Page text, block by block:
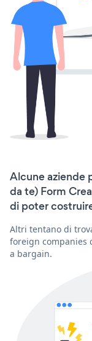
Alcune aziende
da te) Form
di poter
Altri tentano di
foreign companies
a bargain.